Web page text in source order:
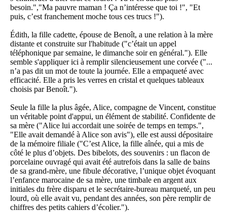
besoin.","Ma pauvre maman ! Ça n’intéresse que toi !", "Et
puis, c’est franchement moche tous ces trucs !").
Édith, la fille cadette, épouse de Benoît, a une relation à la mère
distante et construite sur l'habitude ("c’était un appel
téléphonique par semaine, le dimanche soir en général."). Elle
semble s'appliquer ici à remplir silencieusement une corvée ("...
n’a pas dit un mot de toute la journée. Elle a empaqueté avec
efficacité. Elle a pris les verres en cristal et quelques tableaux
choisis par Benoît.").
Seule la fille la plus âgée, Alice, compagne de Vincent, constitue
un véritable point d'appui, un élément de stabilité. Confidente de
sa mère ("Alice lui accordait une soirée de temps en temps.",
"Elle avait demandé à Alice son avis"), elle est aussi dépositaire
de la mémoire filiale ("C’est Alice, la fille aînée, qui a mis de
côté le plus d’objets. Des bibelots, des souvenirs : un flacon de
porcelaine ouvragé qui avait été autrefois dans la salle de bains
de sa grand-mère, une fibule décorative, l’unique objet évoquant
l’enfance marocaine de sa mère, une timbale en argent aux
initiales du frère disparu et le secrétaire-bureau marqueté, un peu
lourd, où elle avait vu, pendant des années, son père remplir de
chiffres des petits cahiers d’écolier.").